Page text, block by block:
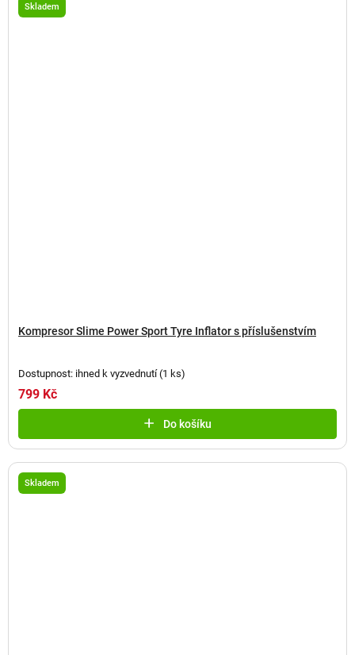
Skladem
Kompresor Slime Power Sport Tyre Inflator s příslušenstvím
Dostupnost: ihned k vyzvednutí(1 ks)
799 Kč
Do košíku
Skladem